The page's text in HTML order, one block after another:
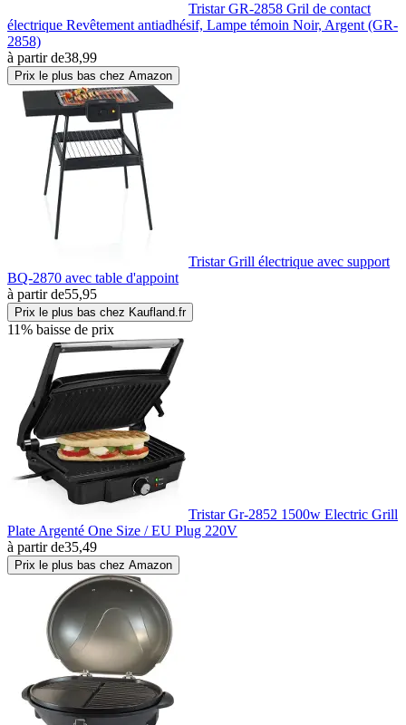
Tristar GR-2858 Gril de contact
électrique Revêtement antiadhésif, Lampe témoin Noir, Argent (GR-
2858)
à partir de38,99
Prix le plus bas chez Amazon
Tristar Grill électrique avec support
BQ-2870 avec table d'appoint
à partir de55,95
Prix le plus bas chez Kaufland.fr
11% baisse de prix
Tristar Gr-2852 1500w Electric Grill
Plate Argenté One Size / EU Plug 220V
à partir de35,49
Prix le plus bas chez Amazon